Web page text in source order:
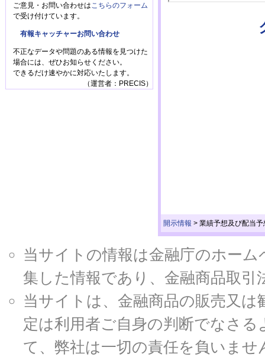
開示情報 > 業績予想及び配当
ご意見・お問い合わせは こちらのフォーム
で受け付けています。
有報キャッチャーお問い合わせ
不正なデータや問題のある情報を見つけた
場合には、ぜひお知らせください。
できるだけ速やかに対応いたします。
（運営者：PRECIS）
当サイトの情報は金融庁のホー
集した情報であり、金融商品取
当サイトは、金融商品の販売又
定は利用者ご自身の判断でなさ
て、弊社は一切の責任を負いませ